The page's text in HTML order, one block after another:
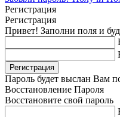
Регистрация
Регистрация
Привет! Заполни поля и
Пароль будет выслан Вам
Восстановление Пароля
Восстановите свой пароль